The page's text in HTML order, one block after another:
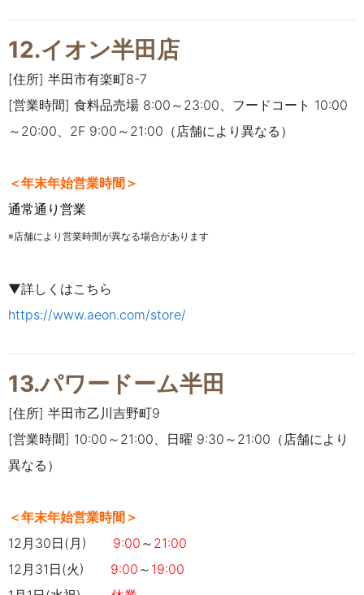
12.イオン半田店
[住所] 半田市有楽町8-7
[営業時間] 食料品売場 8:00～23:00、フードコート 10:00
～20:00、2F 9:00～21:00（店舗により異なる）
＜年末年始営業時間＞
通常通り営業
※店舗により営業時間が異なる場合があります
▼詳しくはこちら
https://www.aeon.com/store/
13.パワードーム半田
[住所] 半田市乙川吉野町9
[営業時間] 10:00～21:00、日曜 9:30～21:00（店舗により
異なる）
＜年末年始営業時間＞
12月30日(月) 9:00 ～ 21:00
12月31日(火) 9:00 ～ 19:00